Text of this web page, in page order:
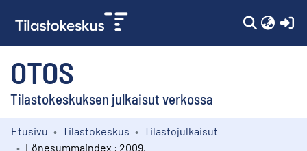
OTOS
Tilastokeskuksen julkaisut verkossa
Kokoelmat
Etusivu Tilastokeskus
Tilastojulkaisut